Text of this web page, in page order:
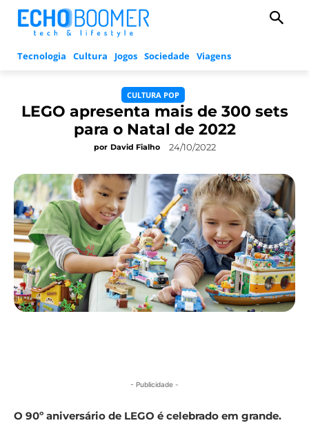
Tecnologia Cultura Jogos Sociedade Viagens
CULTURA POP
LEGO apresenta mais de 300 sets
para o Natal de 2022
por David Fialho 24/10/2022
- Publicidade -
O 90º aniversário de LEGO é celebrado em grande.